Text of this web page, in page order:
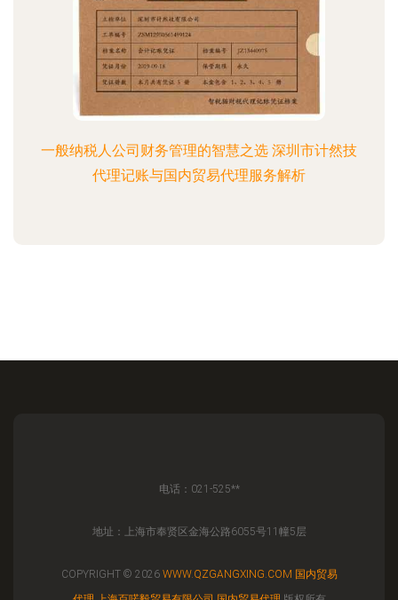
一般纳税人公司财务管理的智慧之选 深圳市计然技
代理记账与国内贸易代理服务解析
电话：021-525**
地址：上海市奉贤区金海公路6055号11幢5层
COPYRIGHT © 2026 WWW.QZGANGXING.COM 国内贸易